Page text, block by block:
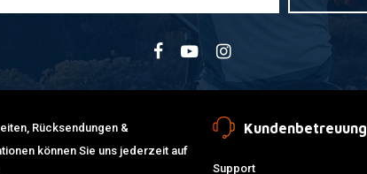
Rücksendungen &
können Sie uns jederzeit auf
Kundenbetreuung
Support